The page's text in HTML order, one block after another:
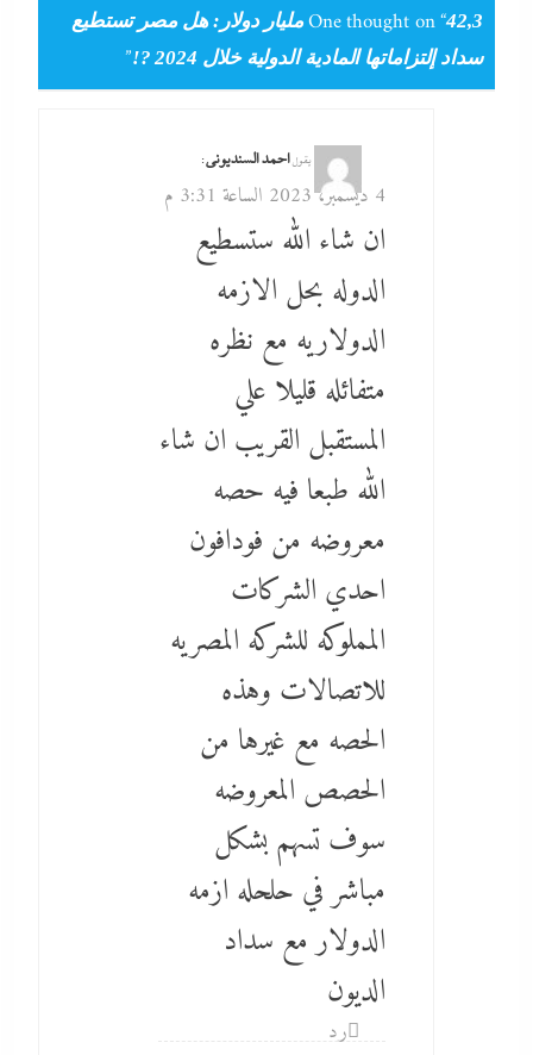
One thought on “42,3 مليار دولار: هل مصر تستطيع
سداد إلتزاماتها المادية الدولية خلال 2024 ?!
”
يقول احمد السنديوني:
4 ديسمبر، 2023 الساعة 3:31 م
ان شاء الله ستسطيع
الدوله بحل الازمه
الدولاريه مع نظره
متفائله قليلا علي
المستقبل القريب ان شاء
الله طبعا فيه حصه
معروضه من فودافون
احدي الشركات
المملوكه للشركه المصريه
للاتصالات وهذه
الحصه مع غيرها من
الحصص المعروضه
سوف تسهم بشكل
مباشر في حلحله ازمه
الدولار مع سداد
الديون
رد